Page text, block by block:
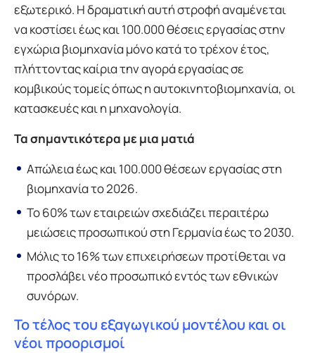
εξωτερικό. Η δραματική αυτή στροφή αναμένεται
να κοστίσει έως και 100.000 θέσεις εργασίας στην
εγχώρια βιομηχανία μόνο κατά το τρέχον έτος,
πλήττοντας καίρια την αγορά εργασίας σε
κομβικούς τομείς όπως η αυτοκινητοβιομηχανία, οι
κατασκευές και η μηχανολογία.
Τα σημαντικότερα με μια ματιά
Απώλεια έως και 100.000 θέσεων εργασίας στη
βιομηχανία το 2026.
Το 60% των εταιρειών σχεδιάζει περαιτέρω
μειώσεις προσωπικού στη Γερμανία έως το 2030.
Μόλις το 16% των επιχειρήσεων προτίθεται να
προσλάβει νέο προσωπικό εντός των εθνικών
συνόρων.
Το τέλος του εξαγωγικού μοντέλου και οι
νέοι προορισμοί